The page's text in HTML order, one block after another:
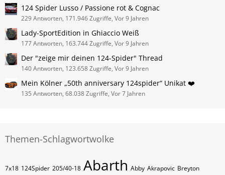
124 Spider Lusso / Passione rot & Cognac
229 Antworten, 171.946 Zugriffe, Vor 9 Jahren
Lady-SportEdition in Ghiaccio Weiß
177 Antworten, 163.744 Zugriffe, Vor 9 Jahren
Der "zeige mir deinen 124-Spider" Thread
140 Antworten, 123.658 Zugriffe, Vor 9 Jahren
Mein Kölner „50th anniversary 124spider“ Unikat ❤️
135 Antworten, 68.038 Zugriffe, Vor 7 Jahren
Themen-Schlagwortwolke
7x18 124Spider 205/40-18 Abarth Abby Akrapovic Breyton